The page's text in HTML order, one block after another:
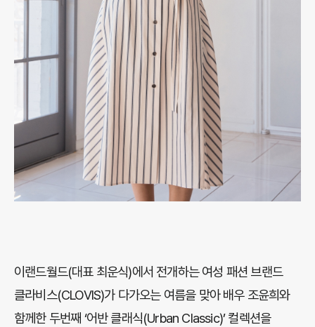
이랜드월드(대표 최운식)에서 전개하는 여성 패션 브랜드
클라비스(CLOVIS)가 다가오는 여름을 맞아 배우 조윤희와
함께한 두번째 ‘어반 클래식(Urban Classic)’ 컬렉션을